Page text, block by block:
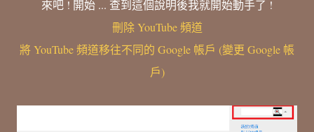
來吧 ! 開始 ... 查到這個說明後我就開始動手了 !
刪除 YouTube 頻道
將 YouTube 頻道移往不同的 Google 帳戶 (變更 Google 帳
戶)